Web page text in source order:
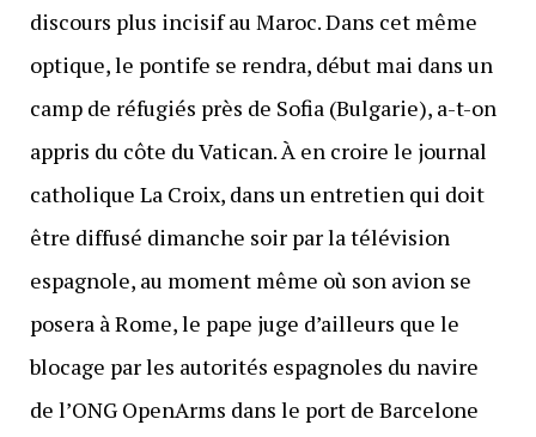
discours plus incisif au Maroc. Dans cet même
optique, le pontife se rendra, début mai dans un
camp de réfugiés près de Sofia (Bulgarie), a-t-on
appris du côte du Vatican. À en croire le journal
catholique La Croix, dans un entretien qui doit
être diffusé dimanche soir par la télévision
espagnole, au moment même où son avion se
posera à Rome, le pape juge d’ailleurs que le
blocage par les autorités espagnoles du navire
de l’ONG OpenArms dans le port de Barcelone